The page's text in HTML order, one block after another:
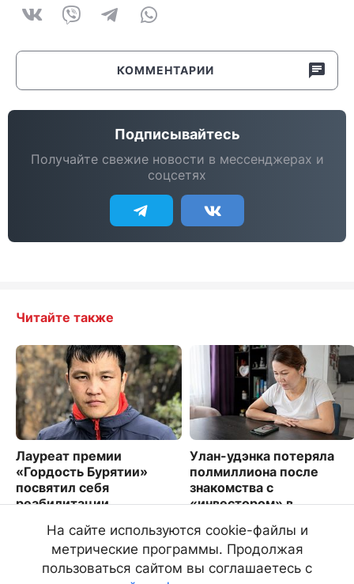
КОММЕНТАРИИ
Подписывайтесь
Получайте свежие новости в мессенджерах и
соцсетях
Читайте также
Лауреат премии
«Гордость Бурятии»
посвятил себя
реабилитации
Улан-удэнка потеряла
полмиллиона после
знакомства с
«инвестором» в
На сайте используются cookie-файлы и
метрические программы. Продолжая
пользоваться сайтом вы соглашаетесь с